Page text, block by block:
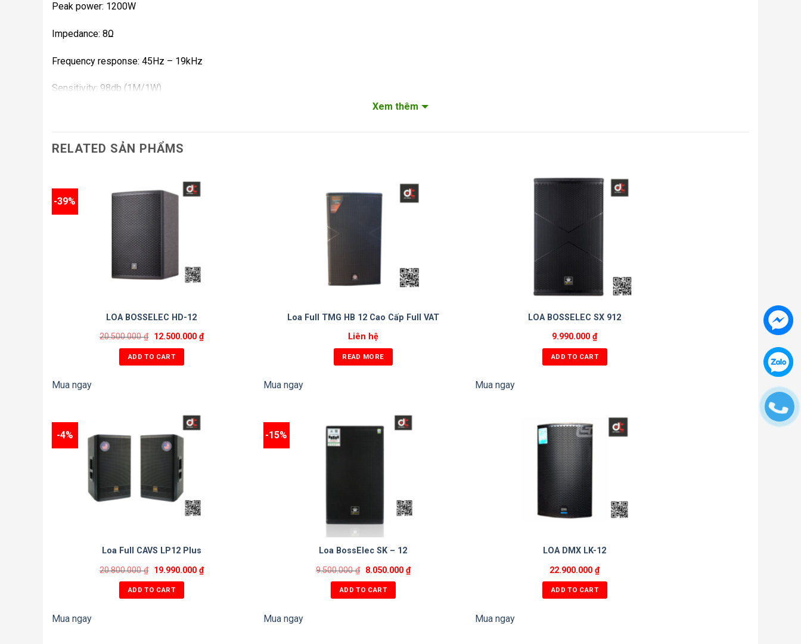
Peak power: 1200W
Impedance: 8Ω
Frequency response: 45Hz – 19kHz
Sensitivity: 98db (1M/1W)
Bảo hành: 1 năm
Xem thêm
RELATED SẢN PHẨMS
-39%
LOA BOSSELEC HD-12
20.500.000₫ 12.500.000 ₫
ADD TO CART
Mua ngay
Loa Full TMG HB 12 Cao Cấp Full VAT
Liên hệ
READ MORE
Mua ngay
LOA BOSSELEC SX 912
9.990.000₫
ADD TO CART
Mua ngay
-4%
Loa Full CAVS LP12 Plus
20.800.000₫ 19.990.000 ₫
ADD TO CART
Mua ngay
-15%
Loa BossElec SK – 12
9.500.000₫ 8.050.000 ₫
ADD TO CART
Mua ngay
LOA DMX LK-12
22.900.000₫
ADD TO CART
Mua ngay